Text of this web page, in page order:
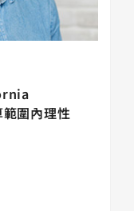
圍內理性